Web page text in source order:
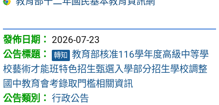
2026-07-23
轉知
教育部核准116學年度高級中等學
校藝術才能班特色招生甄選入學部分招生學校調整
國中教育會考錄取門檻相關資訊
行政公告